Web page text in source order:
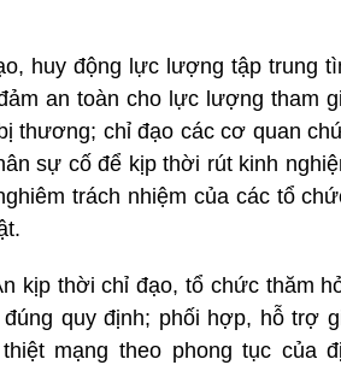
huy động lực lượng tập trung
an toàn cho lực lượng tham
thương; chỉ đạo các cơ quan
sự cố để kịp thời rút kinh
trách nhiệm của các tổ
kịp thời chỉ đạo, tổ chức thăm
quy định; phối hợp, hỗ trợ
mạng theo phong tục của